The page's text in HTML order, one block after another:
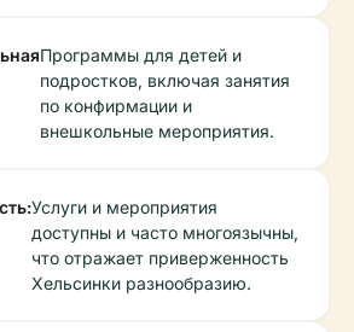
Программы для детей и
подростков, включая занятия
по конфирмации и
внешкольные мероприятия.
Услуги и мероприятия
доступны и часто многоязычны,
что отражает приверженность
Хельсинки разнообразию.